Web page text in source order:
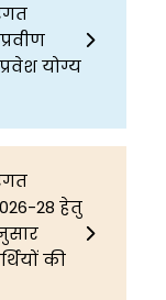
योग्य
28 हेतु
की